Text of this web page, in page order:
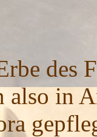
des
also in